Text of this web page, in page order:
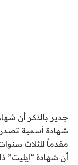
جدير بالذكر أن
شهادة أسمية
مقدماً للثلاث سنوات
أن شهادة “إيليت”